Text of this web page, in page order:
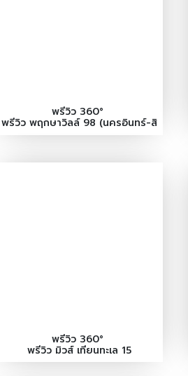
พรีวิว 360°
พรีวิว พฤกษาวิลล์ 98 (นครอินทร์-สิ
รินธร)
พรีวิว 360°
พรีวิว มิวส์ เทียนทะเล 15